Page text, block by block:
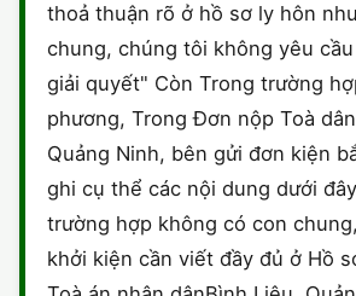
thoả thuận rõ ở hồ sơ ly hôn
chung, chúng tôi không yêu cầu
giải quyết" Còn Trong trường
phương, Trong Đơn nộp Toà
Quảng Ninh, bên gửi đơn kiện
ghi cụ thể các nội dung dưới
trường hợp không có con
khởi kiện cần viết đầy đủ ở Hồ